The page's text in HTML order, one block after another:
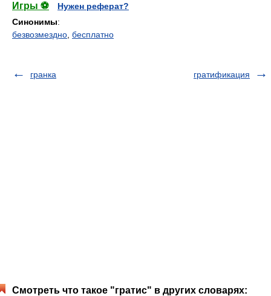
Игры ⚽
Нужен реферат?
Синонимы:
безвозмездно бесплатно
гранка гратификация
Смотреть что такое "гратис" в других словарях: